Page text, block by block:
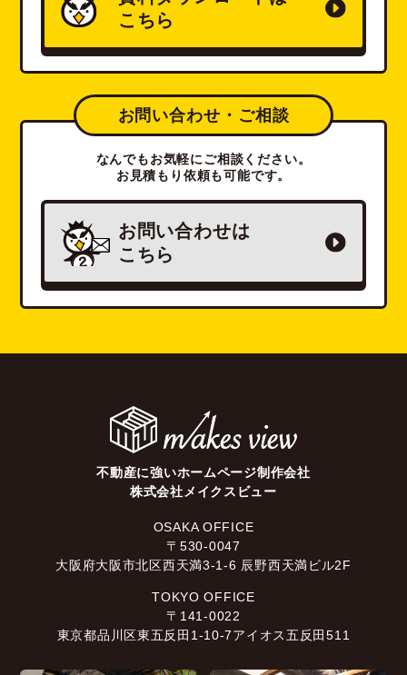
こちら
お問い合わせ・ご相談
なんでもお気軽にご相談ください。
お見積もり依頼も可能です。
お問い合わせは
こちら
不動産に強いホームページ制作会社
株式会社メイクスビュー
OSAKA OFFICE
〒530-0047
大阪府大阪市北区西天満3-1-6 辰野西天満ビル2F
TOKYO OFFICE
〒141-0022
東京都品川区東五反田1-10-7アイオス五反田511